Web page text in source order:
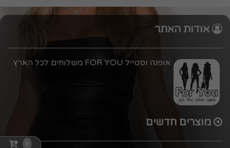
אודות האתר
אופנה וסטייל FOR YOU משלוחים לכל הארץ
מוצרים חדשים
0